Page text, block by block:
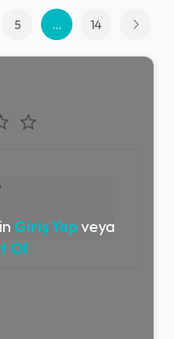
5 ... 14
Giriş Yap veya
Ol